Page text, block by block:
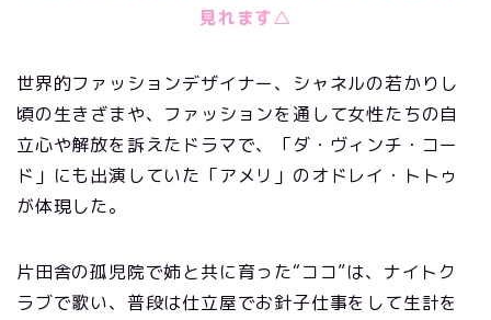
見れます△
世界的ファッションデザイナー、シャネルの若かりし
頃の生きざまや、ファッションを通して女性たちの自
立心や解放を訴えたドラマで、「ダ・ヴィンチ・コー
ド」にも出演していた「アメリ」のオドレイ・トトゥ
が体現した。
片田舎の孤児院で姉と共に育った“ココ”は、ナイトク
ラブで歌い、普段は仕立屋でお針子仕事をして生計を